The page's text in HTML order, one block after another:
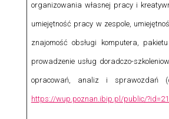
organizowania własnej pracy i
umiejętność pracy w zespole,
znajomość obsługi komputera,
prowadzenie usług doradczo-
opracowań, analiz i sprawozdań
https://wup.poznan.ibip.pl/public/